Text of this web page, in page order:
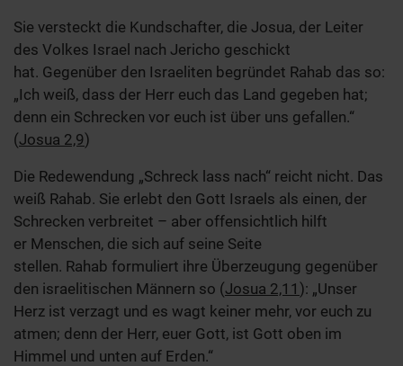
Sie versteckt die Kundschafter, die Josua, der Leiter
des Volkes Israel nach Jericho geschickt
hat. Gegenüber den Israeliten begründet Rahab das so:
„Ich weiß, dass der Herr euch das Land gegeben hat;
denn ein Schrecken vor euch ist über uns gefallen.“
(Josua 2,9)
Die Redewendung „Schreck lass nach“ reicht nicht. Das
weiß Rahab. Sie erlebt den Gott Israels als einen, der
Schrecken verbreitet – aber offensichtlich hilft
er Menschen, die sich auf seine Seite
stellen. Rahab formuliert ihre Überzeugung gegenüber
den israelitischen Männern so (Josua 2,11 ): „Unser
Herz ist verzagt und es wagt keiner mehr, vor euch zu
atmen; denn der Herr, euer Gott, ist Gott oben im
Himmel und unten auf Erden.“